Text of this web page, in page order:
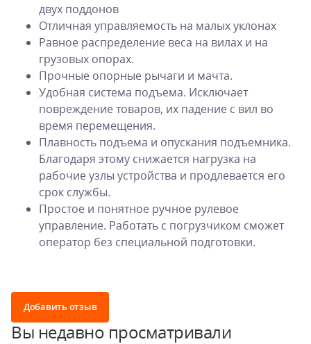
двух поддонов
Отличная управляемость на малых уклонах
Равное распределение веса на вилах и на
грузовых опорах.
Прочные опорные рычаги и мачта.
Удобная система подъема. Исключает
повреждение товаров, их падение с вил во
время перемещения.
Плавность подъема и опускания подъемника.
Благодаря этому снижается нагрузка на
рабочие узлы устройства и продлевается его
срок службы.
Простое и понятное ручное рулевое
управление. Работать с погрузчиком сможет
оператор без специальной подготовки.
Добавить отзыв
Вы недавно просматривали